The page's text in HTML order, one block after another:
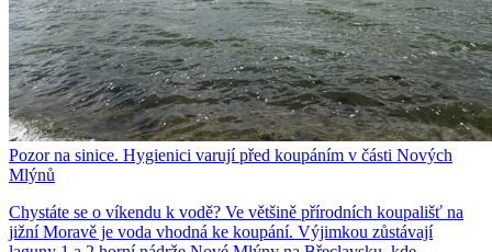
Pozor na sinice. Hygienici varují před koupáním v části Nových
Mlýnů
Chystáte se o víkendu k vodě? Ve většině přírodních koupališť na
jižní Moravě je voda vhodná ke koupání. Výjimkou zůstávají